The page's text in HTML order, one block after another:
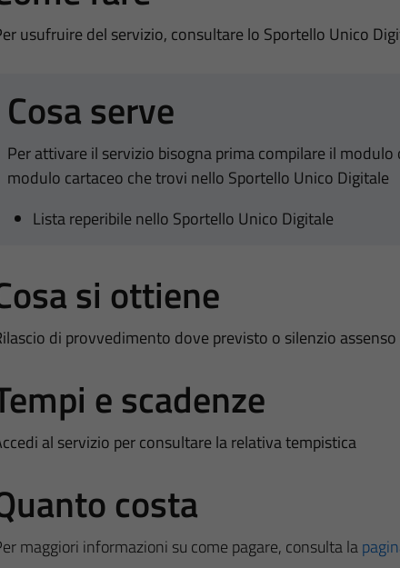
usufruire del servizio, consultare lo Sportello Unico
Cosa serve
Per attivare il servizio bisogna prima compilare il
modulo cartaceo che trovi nello Sportello Unico Digitale
Lista reperibile nello Sportello Unico Digitale
si ottiene
di provvedimento dove previsto o silenzio assenso
e scadenze
al servizio per consultare la relativa tempistica
costa
maggiori informazioni su come pagare, consulta la